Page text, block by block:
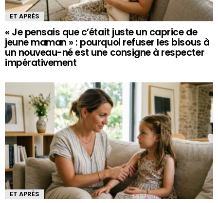
ET APRÈS
« Je pensais que c’était juste un caprice de
jeune maman » : pourquoi refuser les bisous à
un nouveau-né est une consigne à respecter
impérativement
ET APRÈS